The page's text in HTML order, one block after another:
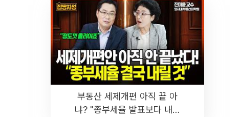
부동산 세제개편 아직 끝 아
냐? "종부세율 발표보다 내릴